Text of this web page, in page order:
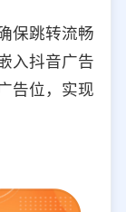
保跳转流畅
入抖音广告
告位，实现